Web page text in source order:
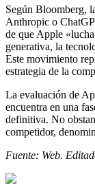
Según Bloomberg,
Anthropic o
de que Apple
generativa, la
Este movimiento
estrategia de la
La evaluación de
encuentra en una
definitiva. No
competidor,
Fuente: Web.